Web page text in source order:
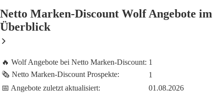
Netto Marken-Discount Wolf Angebote im
Überblick
🔥 Wolf Angebote bei Netto Marken-Discount: 1
🗞️ Netto Marken-Discount Prospekte:
1
📅 Angebote zuletzt aktualisiert:
01.08.2026